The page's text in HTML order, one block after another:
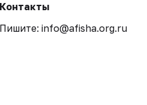
Контакты
Пишите: info@afisha.org.ru